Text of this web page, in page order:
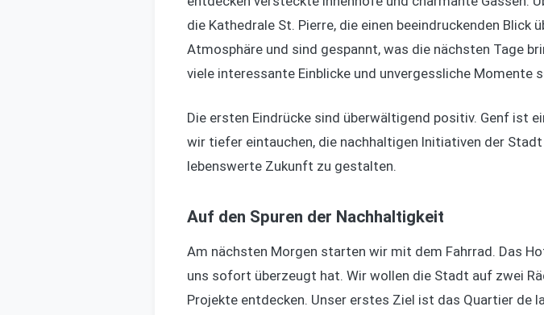
die Kathedrale St. Pierre, die einen beeindruckenden
Atmosphäre und sind gespannt, was die nächsten Tage
viele interessante Einblicke und unvergessliche Momente
Die ersten Eindrücke sind überwältigend positiv. Genf ist
wir tiefer eintauchen, die nachhaltigen Initiativen der
lebenswerte Zukunft zu gestalten.
Auf den Spuren der Nachhaltigkeit
Am nächsten Morgen starten wir mit dem Fahrrad. Das
uns sofort überzeugt hat. Wir wollen die Stadt auf zwei
Projekte entdecken. Unser erstes Ziel ist das Quartier de